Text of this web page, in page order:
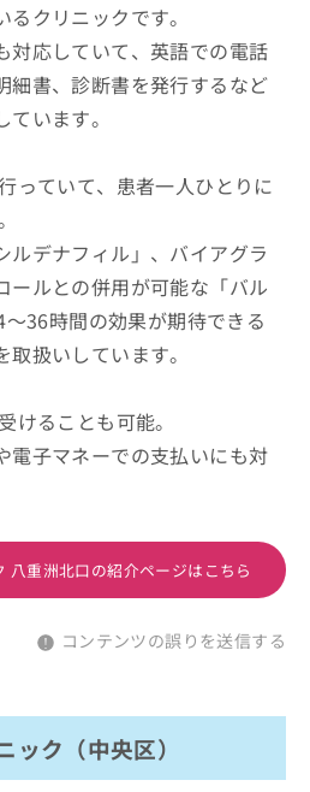
クリニックです。
対応していて、英語での電話
細書、診断書を発行するなど
います。
っていて、患者一人ひとりに
ルデナフィル」、バイアグラ
ールとの併用が可能な「バル
36時間の効果が期待できる
取扱いしています。
けることも可能。
電子マネーでの支払いにも対
八重洲北口の紹介ページはこちら
コンテンツの誤りを送信する
ク（中央区）